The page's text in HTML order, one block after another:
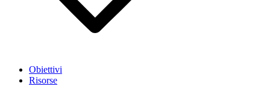
Obiettivi
Risorse